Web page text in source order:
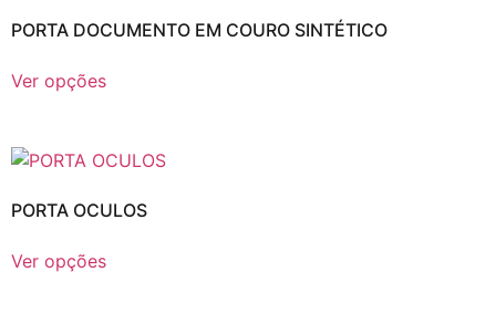
PORTA DOCUMENTO EM COURO SINTÉTICO
Ver opções
PORTA OCULOS
Ver opções